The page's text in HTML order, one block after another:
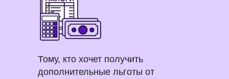
Тому, кто хочет получить
дополнительные льготы от